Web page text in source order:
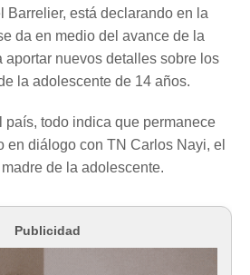
Barrelier, está declarando en la
da en medio del avance de la
aportar nuevos detalles sobre los
la adolescente de 14 años.
todo indica que permanece
en diálogo con TN Carlos Nayi, el
de la adolescente.
Publicidad